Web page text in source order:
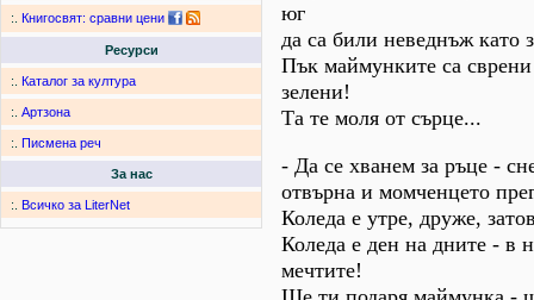
:. Книгосвят: сравни цени
Ресурси
:. Каталог за култура
:. Артзона
:. Писмена реч
За нас
:. Всичко за LiterNet
юг
да са били неведнъж като
Пък маймунките са
зелени!
Та те моля от сърце...
- Да се хванем за ръце -
отвърна и момченцето
Коледа е утре, друже,
Коледа е ден на дните - в
мечтите!